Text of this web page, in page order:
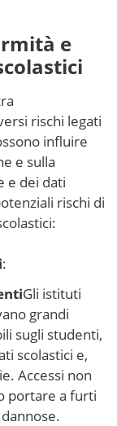
e
rischi legati
influire
e sulla
e dei dati
rischi di
:
Gli istituti
grandi
sugli studenti,
scolastici e,
Accessi non
portare a furti